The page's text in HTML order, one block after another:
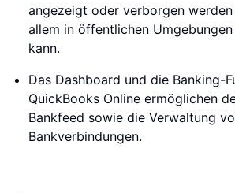
angezeigt oder verborgen
allem in öffentlichen
kann.
Das Dashboard und die Banking-
QuickBooks Online ermöglichen
Bankfeed sowie die Verwaltung
Bankverbindungen.